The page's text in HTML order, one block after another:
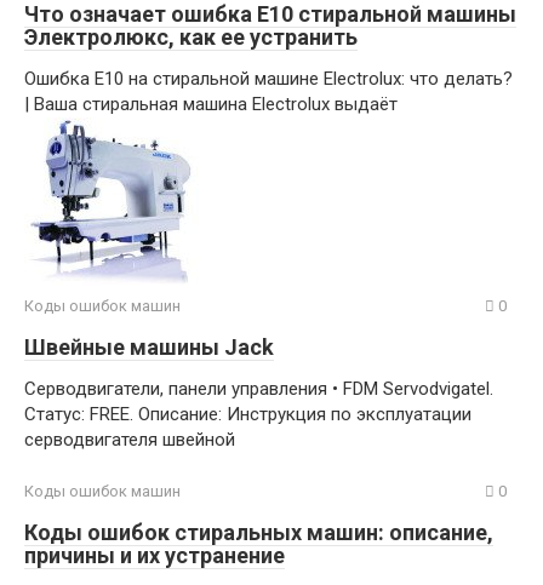
Что означает ошибка Е10 стиральной машины
Электролюкс, как ее устранить
Ошибка E10 на стиральной машине Electrolux: что делать?
| Ваша стиральная машина Еlectrolux выдаёт
Коды ошибок машин 0
Швейные машины Jack
Серводвигатели, панели управления • FDM Servodvigatel.
Статус: FREE. Описание: Инструкция по эксплуатации
серводвигателя швейной
Коды ошибок машин 0
Коды ошибок стиральных машин: описание,
причины и их устранение